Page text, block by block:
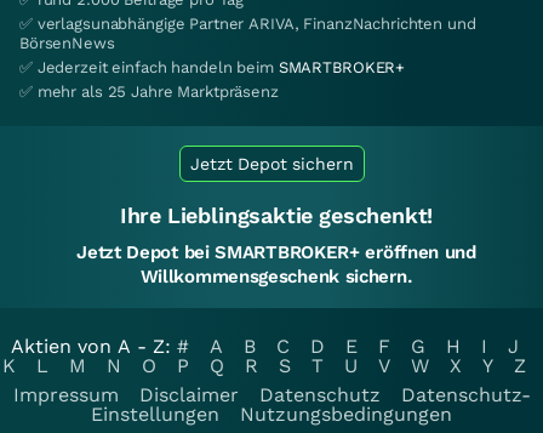
✅ verlagsunabhängige Partner ARIVA, FinanzNachrichten und
BörsenNews
✅ Jederzeit einfach handeln beim SMARTBROKER+
✅ mehr als 25 Jahre Marktpräsenz
Jetzt Depot sichern
Ihre Lieblingsaktie geschenkt!
Jetzt Depot bei SMARTBROKER+ eröffnen und
Willkommensgeschenk sichern.
Aktien von A - Z: # A B C D E F G H I
J
K
L M N O P Q R S T U V W X Y
Z
Impressum
Disclaimer Datenschutz
Datenschutz-
Einstellungen
Nutzungsbedingungen